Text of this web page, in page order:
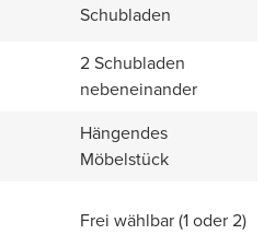
Schubladen
2 Schubladen
nebeneinander
Hängendes
Möbelstück
Frei wählbar (1 oder 2)